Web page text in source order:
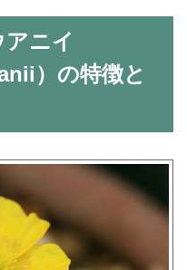
ニイ
）の特徴と